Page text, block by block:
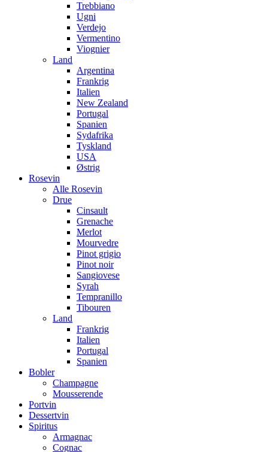
Trebbiano
Ugni
Verdejo
Vermentino
Viognier
Land
Argentina
Frankrig
Italien
New Zealand
Portugal
Spanien
Sydafrika
Tyskland
USA
Østrig
Rosevin
Alle Rosevin
Drue
Cinsault
Grenache
Merlot
Mourvedre
Pinot grigio
Pinot noir
Sangiovese
Syrah
Tempranillo
Tibouren
Land
Frankrig
Italien
Portugal
Spanien
Bobler
Champagne
Mousserende
Portvin
Dessertvin
Spiritus
Armagnac
Cognac